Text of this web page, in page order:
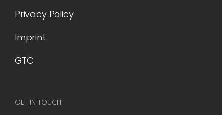
Privacy Policy
Imprint
GTC
GET IN TOUCH